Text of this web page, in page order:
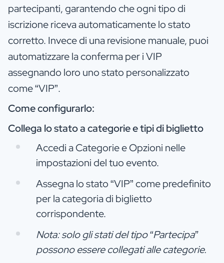
partecipanti, garantendo che ogni tipo di
iscrizione riceva automaticamente lo stato
corretto. Invece di una revisione manuale, puoi
automatizzare la conferma per i VIP
assegnando loro uno stato personalizzato
come “VIP”.
Come configurarlo:
Collega lo stato a categorie e tipi di biglietto
Accedi a Categorie e Opzioni nelle
impostazioni del tuo evento.
Assegna lo stato “VIP” come predefinito
per la categoria di biglietto
corrispondente.
Nota: solo gli stati del tipo “Partecipa”
possono essere collegati alle categorie.